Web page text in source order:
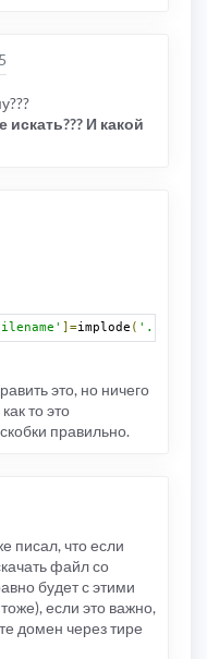
искать??? И какой
]=implode ( '.'
это, но ничего
то это
правильно.
писал, что если
файл со
будет с этими
если это важно,
домен через тире